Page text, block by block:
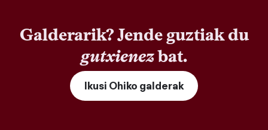
Galderarik? Jende guztiak du
gutxienezbat.
Ikusi Ohiko galderak